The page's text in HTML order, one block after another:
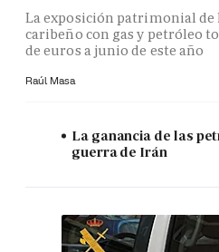
La exposición patrimonial de
caribeño con gas y petróleo
de euros a junio de este año
Raúl Masa
La ganancia de las
guerra de Irán